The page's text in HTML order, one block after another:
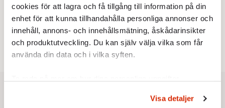
cookies för att lagra och få tillgång till information på din
enhet för att kunna tillhandahålla personliga annonser och
innehåll, annons- och innehållsmätning, åskådarinsikter
och produktutveckling. Du kan själv välja vilka som får
använda din data och i vilka syften.
Du kan ändra eller dra tillbaka ditt samtycke när som
Visa detaljer
5.Sakine Madon:Efter islamistdådet oroar sig
vänstern för Agnes Wold
STICKET
6.Dan Korn:Quisling, quislingar och sten i glashus